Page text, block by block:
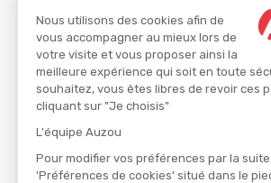
Nous utilisons des cookies afin de
vous accompagner au mieux lors de
votre visite et vous proposer ainsi la
meilleure expérience qui soit en toute
souhaitez, vous êtes libres de revoir ces
cliquant sur "Je choisis"
L'équipe Auzou
Pour modifier vos préférences par la
'Préférences de cookies' situé dans le